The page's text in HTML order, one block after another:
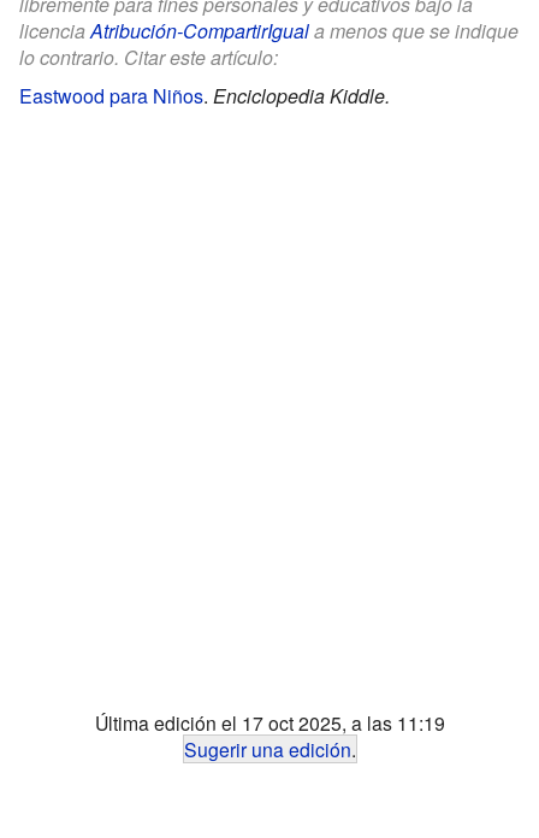
licenciaAtribución-CompartirIguala menos que se indique
lo contrario. Citar este artículo:
Eastwood para Niños. Enciclopedia Kiddle.
Última edición el 17 oct 2025, a las 11:19
Sugerir una edición.